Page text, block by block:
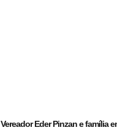
Vereador Eder Pinzan e família